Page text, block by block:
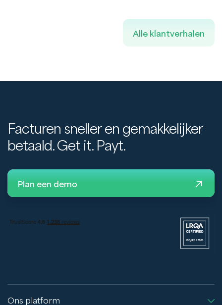
Alle klantverhalen
Facturen sneller en gemakkelijker
betaald. Get it. Payt.
Plan een demo
Ons platform